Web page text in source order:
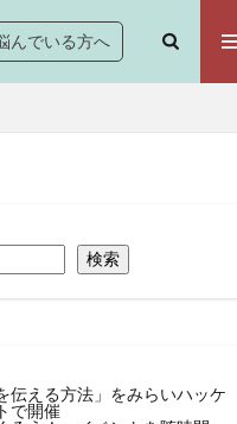
んでいる方へ
検索
伝える方法」をみらいハッケ
で開催